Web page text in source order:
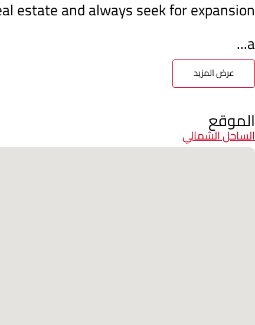
estate and always seek for expansion
a...
عرض المزيد
الموقع
الساحل الشمالي